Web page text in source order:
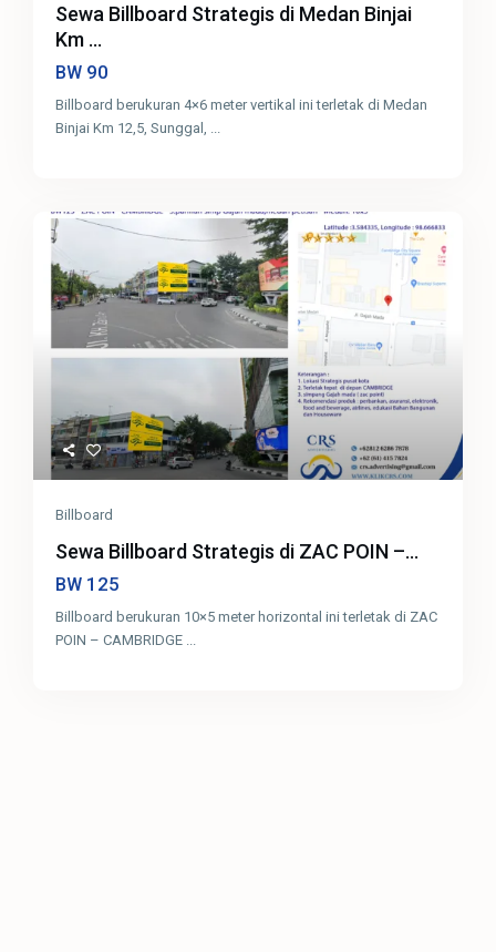
Sewa Billboard Strategis di Medan Binjai
Km ...
BW 90
Billboard berukuran 4×6 meter vertikal ini terletak di Medan
Binjai Km 12,5, Sunggal,
Billboard
Sewa Billboard Strategis di ZAC POIN –...
BW 125
Billboard berukuran 10×5 meter horizontal ini terletak di ZAC
POIN – CAMBRIDGE ...